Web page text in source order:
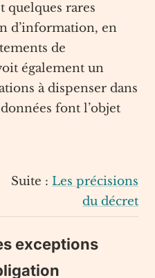
quelques rares
d’information, en
de
également un
à dispenser dans
font l’objet
Suite : Les précisions
du décret
exceptions